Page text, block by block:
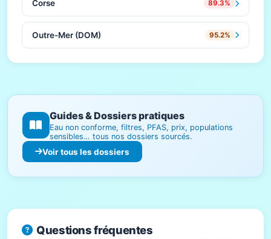
Corse 89.3%
Outre-Mer (DOM) 95.2%
Guides & Dossiers pratiques
Eau non conforme, filtres, PFAS, prix, populations
sensibles… tous nos dossiers sourcés.
Voir tous les dossiers
Questions fréquentes